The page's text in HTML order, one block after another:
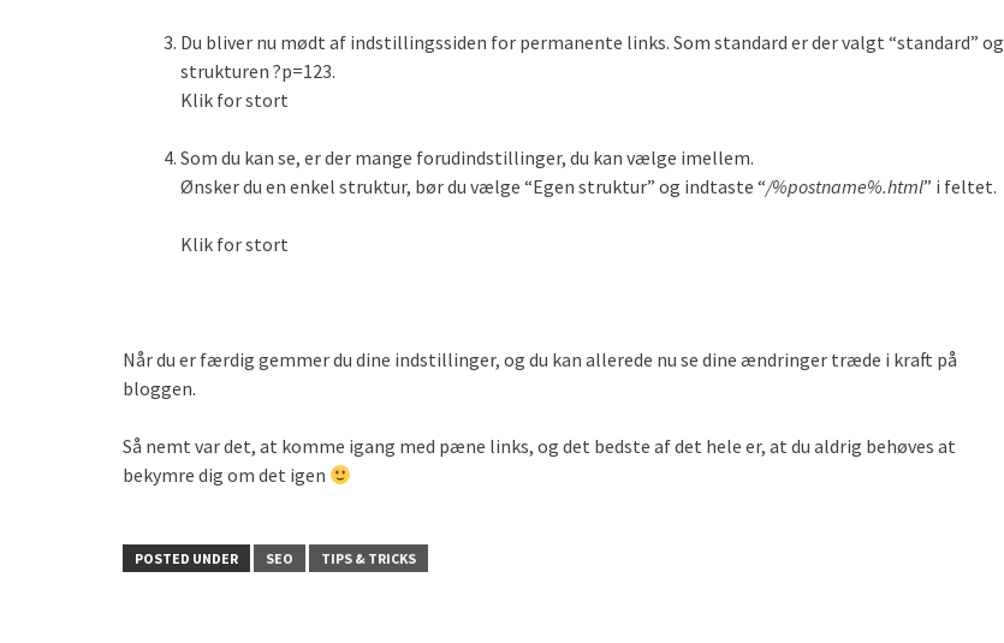
Du bliver nu mødt af indstillingssiden for permanente links. Som standard er der valgt “standard” og
strukturen ?p=123.
Klik for stort
Som du kan se, er der mange forudindstillinger, du kan vælge imellem.
Ønsker du en enkel struktur, bør du vælge “Egen struktur” og indtaste “/%postname%.html” i feltet.
Klik for stort
Når du er færdig gemmer du dine indstillinger, og du kan allerede nu se dine ændringer træde i kraft på
bloggen.
Så nemt var det, at komme igang med pæne links, og det bedste af det hele er, at du aldrig behøves at
bekymre dig om det igen
POSTED UNDER SEO TIPS & TRICKS